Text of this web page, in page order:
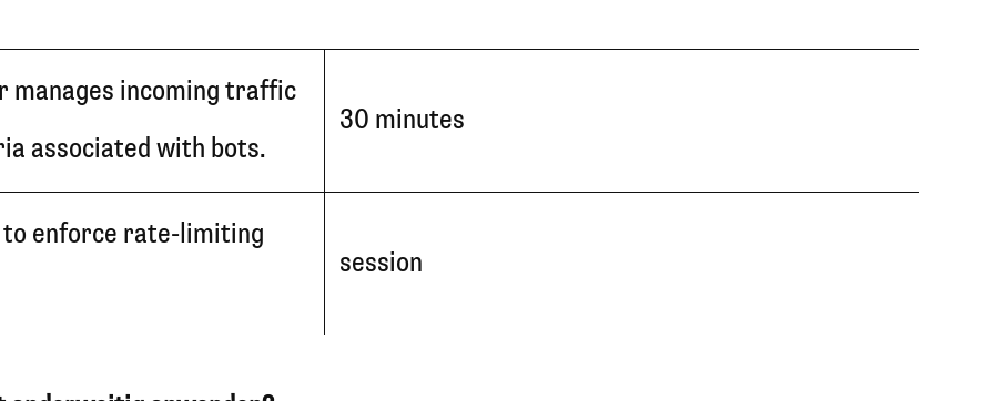
manages incoming traffic
associated with bots.
30 minutes
to enforce rate-limiting
session